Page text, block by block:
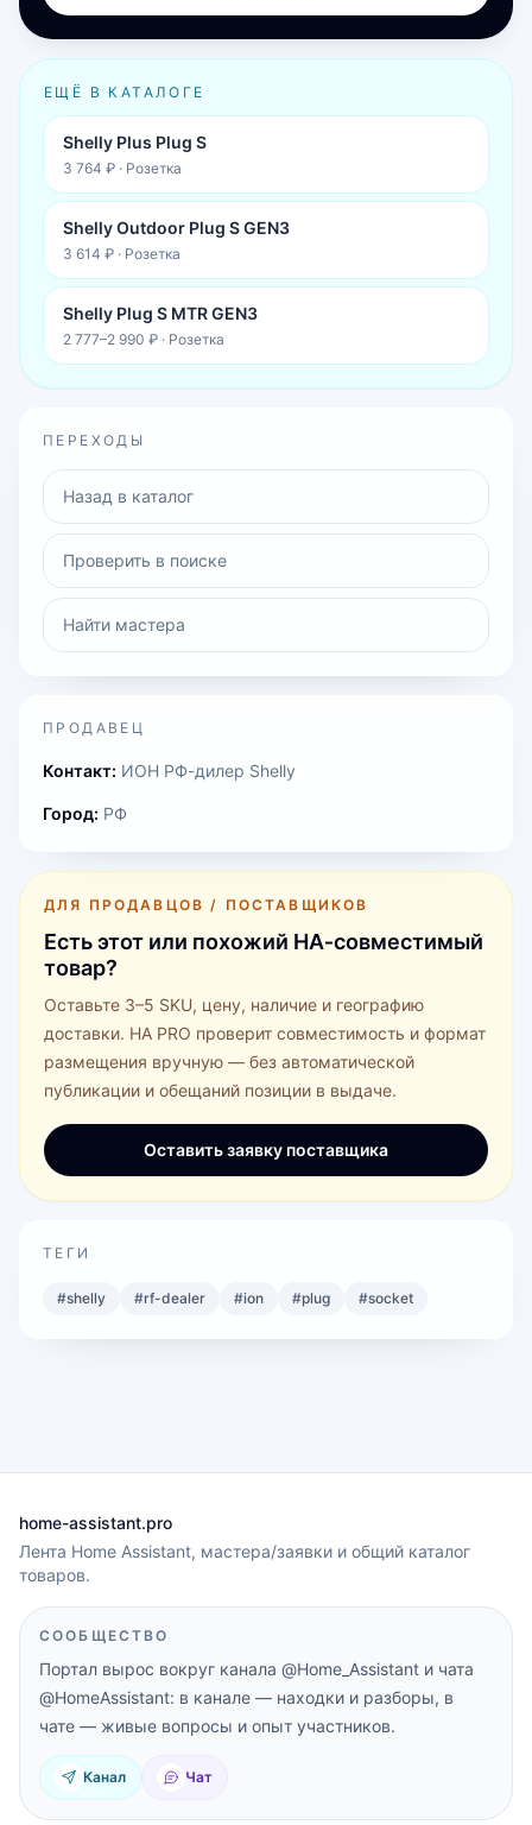
ЕЩЁ В КАТАЛОГЕ
Shelly Plus Plug S
3 764 ₽ · Розетка
Shelly Outdoor Plug S GEN3
3 614 ₽ · Розетка
Shelly Plug S MTR GEN3
2 777–2 990 ₽ · Розетка
ПЕРЕХОДЫ
Назад в каталог
Проверить в поиске
Найти мастера
ПРОДАВЕЦ
Контакт: ИОН РФ-дилер Shelly
Город: РФ
ДЛЯ ПРОДАВЦОВ / ПОСТАВЩИКОВ
Есть этот или похожий HA‑совместимый
товар?
Оставьте 3–5 SKU, цену, наличие и географию
доставки. HA PRO проверит совместимость и формат
размещения вручную — без автоматической
публикации и обещаний позиции в выдаче.
Оставить заявку поставщика
ТЕГИ
#shelly #rf-dealer #ion #plug #socket
home-assistant.pro
Лента Home Assistant, мастера/заявки и общий каталог
товаров.
СООБЩЕСТВО
Портал вырос вокруг канала @Home_Assistant и чата
@HomeAssistant: в канале — находки и разборы, в
чате — живые вопросы и опыт участников.
Канал Чат